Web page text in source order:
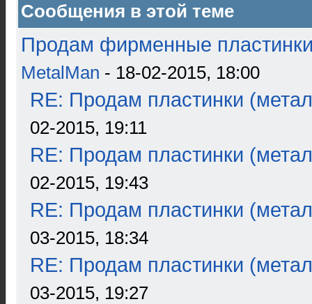
Сообщения в этой теме
Продам фирменные
MetalMan - 18-02-2015, 18:00
RE: Продам пластинки
02-2015, 19:11
RE: Продам пластинки
02-2015, 19:43
RE: Продам пластинки
03-2015, 18:34
RE: Продам пластинки
03-2015, 19:27